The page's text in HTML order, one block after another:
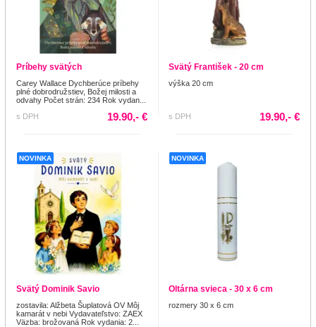
Príbehy svätých
Carey Wallace Dychberúce príbehy
plné dobrodružstiev, Božej milosti a
odvahy Počet strán: 234 Rok vydan...
s DPH
19.90,- €
Svätý František - 20 cm
výška 20 cm
s DPH 19.90,- €
NOVINKA
Svätý Dominik Savio
zostavila: Alžbeta Šuplatová OV Môj
kamarát v nebi Vydavateľstvo: ZAEX
Väzba: brožovaná Rok vydania: 2...
NOVINKA
Oltárna svieca - 30 x 6 cm
rozmery 30 x 6 cm